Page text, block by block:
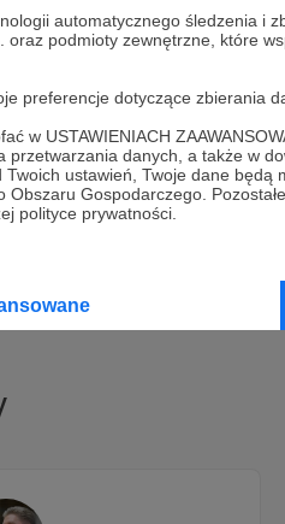
automatycznego śledzenia i
podmioty zewnętrzne, które
preferencje dotyczące zbierania
w USTAWIENIACH
danych, a także w
ustawień, Twoje dane
Gospodarczego.
polityce prywatności.
Dołącz do
Wesprzyj działalność